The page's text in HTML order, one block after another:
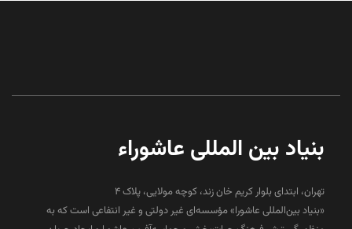
بنیاد بین المللی عاشوراء
تهران، ابتدای بلوار کریم خان زند، کوچه مولایی، پلاک 4
«بنیاد بین‌المللی عاشورا» مؤسسه‌ای غیر دولتی و غیر انتفاعی است که به